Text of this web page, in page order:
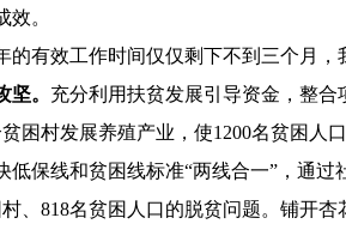
。
的有效工作时间仅仅剩下不到三个月
坚。 充分利用扶贫发展引导资金，整
困村发展养殖产业，使1200名贫困人
低保线和贫困线标准“两线合一”，通
、818名贫困人口的脱贫问题。铺开